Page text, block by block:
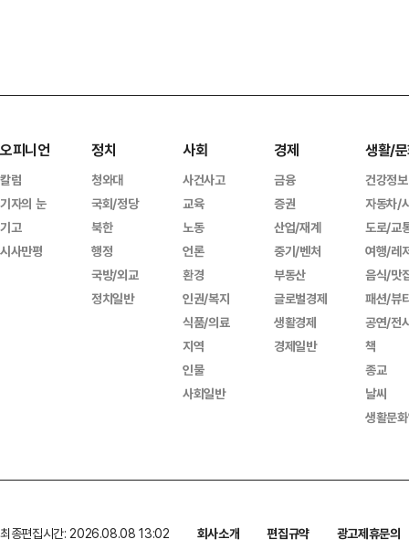
오피니언
칼럼
기자의 눈
기고
시사만평
정치
청와대
국회/정당
북한
행정
국방/외교
정치일반
사회
사건사고
교육
노동
언론
환경
인권/복지
식품/의료
지역
인물
사회일반
경제
금융
증권
산업/재계
중기/벤처
부동산
글로벌경제
생활경제
경제일반
생활/
건강정보
자동차/
도로/교
여행/레
음식/맛
패션/뷰
공연/전
책
종교
날씨
생활문
최종편집시간: 2026.08.08 13:02 회사소개 편집규약
광고제휴문의